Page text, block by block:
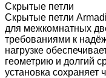
Скрытые петли
Скрытые петли
для межкомнатных
требованиями к
нагрузке
геометрию и долгий
установка